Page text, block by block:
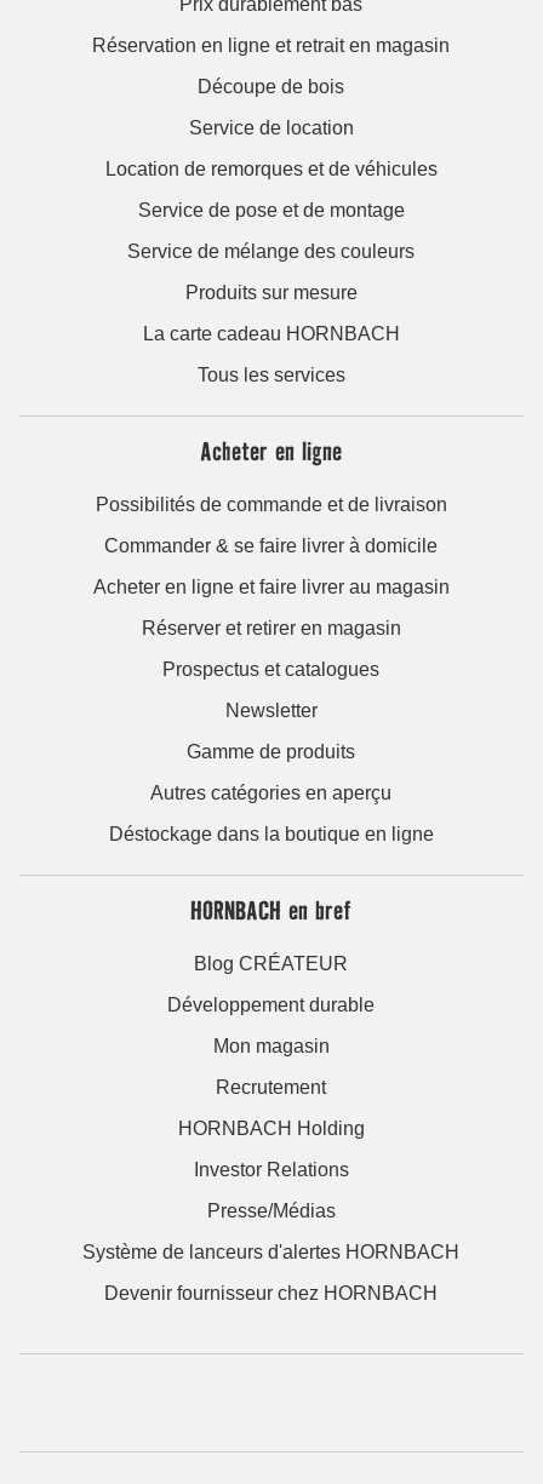
Prix durablement bas
Réservation en ligne et retrait en magasin
Découpe de bois
Service de location
Location de remorques et de véhicules
Service de pose et de montage
Service de mélange des couleurs
Produits sur mesure
La carte cadeau HORNBACH
Tous les services
Acheter en ligne
Possibilités de commande et de livraison
Commander & se faire livrer à domicile
Acheter en ligne et faire livrer au magasin
Réserver et retirer en magasin
Prospectus et catalogues
Newsletter
Gamme de produits
Autres catégories en aperçu
Déstockage dans la boutique en ligne
HORNBACH en bref
Blog CRÉATEUR
Développement durable
Mon magasin
Recrutement
HORNBACH Holding
Investor Relations
Presse/Médias
Système de lanceurs d'alertes HORNBACH
Devenir fournisseur chez HORNBACH